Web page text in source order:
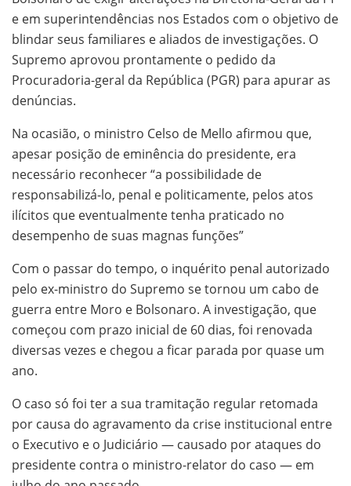
e em superintendências nos Estados com o objetivo de
blindar seus familiares e aliados de investigações. O
Supremo aprovou prontamente o pedido da
Procuradoria-geral da República (PGR) para apurar as
denúncias.
Na ocasião, o ministro Celso de Mello afirmou que,
apesar posição de eminência do presidente, era
necessário reconhecer “a possibilidade de
responsabilizá-lo, penal e politicamente, pelos atos
ilícitos que eventualmente tenha praticado no
desempenho de suas magnas funções”
Com o passar do tempo, o inquérito penal autorizado
pelo ex-ministro do Supremo se tornou um cabo de
guerra entre Moro e Bolsonaro. A investigação, que
começou com prazo inicial de 60 dias, foi renovada
diversas vezes e chegou a ficar parada por quase um
ano.
O caso só foi ter a sua tramitação regular retomada
por causa do agravamento da crise institucional entre
o Executivo e o Judiciário — causado por ataques do
presidente contra o ministro-relator do caso — em